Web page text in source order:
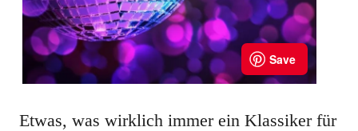
Etwas, was wirklich immer ein Klassiker für